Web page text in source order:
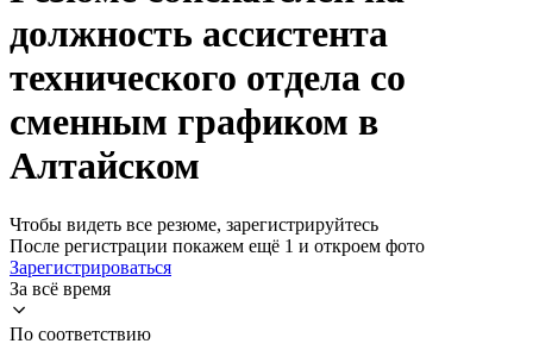
должность ассистента
технического отдела со
сменным графиком в
Алтайском
Чтобы видеть все резюме, зарегистрируйтесь
После регистрации покажем ещё 1 и откроем фото
Зарегистрироваться
За всё время
По соответствию